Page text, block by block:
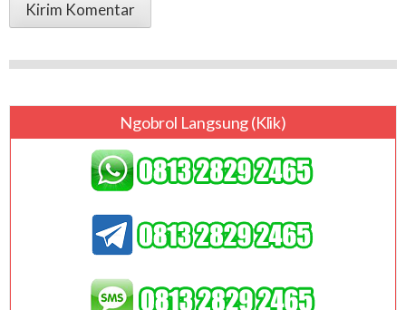
Ngobrol Langsung (klik)